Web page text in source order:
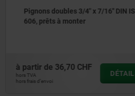
Pignons doubles 3/8" x 7/32" DIN
606, prêts à monter
à partir de24,62 CHF
hors TVA
hors frais d’envoi